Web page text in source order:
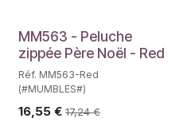
MM563 - Peluche
zippée Père Noël - Red
Réf. MM563-Red
(#MUMBLES#)
16,55 € 17,24€